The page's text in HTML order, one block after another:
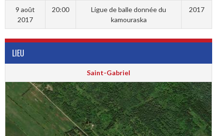
9 août
2017
20:00
Ligue de balle donnée du
kamouraska
2017
LIEU
Saint-Gabriel